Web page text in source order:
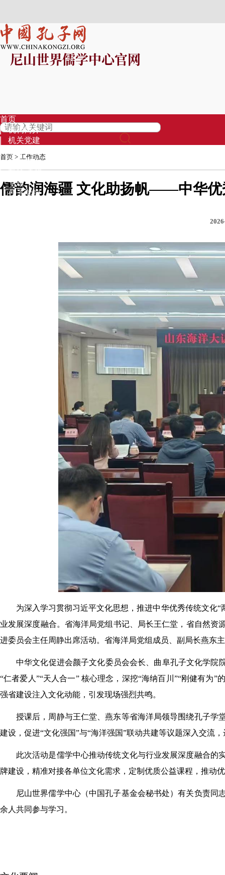
尼山世界儒学中心官网
首页
机构简介
机关党建
资讯中心
视频·直播
专题
孔子学堂
首页 > 工作动态
儒韵润海疆 文化助扬帆——中华优
为深入学习贯彻习近平文化思想，推进中华优秀传统文化
业发展深度融合。省海洋局党组书记、局长王仁堂，省自然
进委员会主任周静出席活动。省海洋局党组成员、副局长燕东
中华文化促进会颜子文化委员会会长、曲阜孔子文化学院
“仁者爱人”“天人合一” 核心理念，深挖“海纳百川”“刚健有为
强省建设注入文化动能，引发现场强烈共鸣。
授课后，周静与王仁堂、燕东等省海洋局领导围绕孔子学
建设，促进“文化强国”与“海洋强国”联动共建等议题深入交流
此次活动是儒学中心推动传统文化与行业发展深度融合的
牌建设，精准对接各单位文化需求，定制优质公益课程，推动
尼山世界儒学中心（中国孔子基金会秘书处）有关负责同
余人共同参与学习。